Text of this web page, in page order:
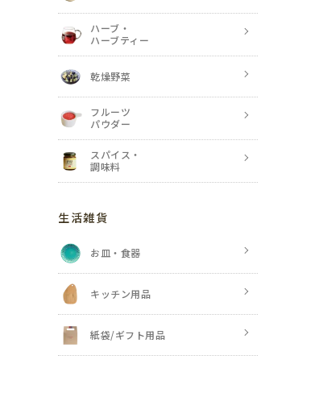
ハーブ・
ハーブティー
乾燥野菜
フルーツ
パウダー
スパイス・
調味料
生活雑貨
お皿・食器
キッチン用品
紙袋/ギフト用品